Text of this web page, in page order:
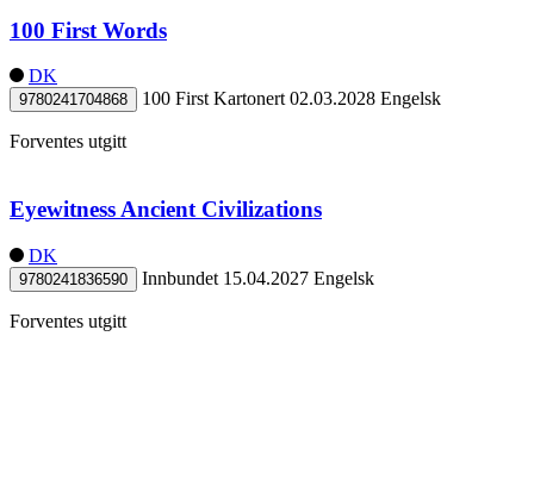
100 First Words
DK
9780241704868 100 First Kartonert 02.03.2028 Engelsk
Forventes utgitt
Eyewitness Ancient Civilizations
DK
9780241836590 Innbundet 15.04.2027 Engelsk
Forventes utgitt